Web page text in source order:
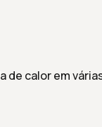
de calor em